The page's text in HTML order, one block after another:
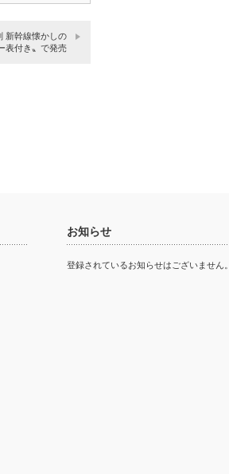
新幹線懐かしの
表付き〟で発売
お知らせ
登録されているお知らせはございません。